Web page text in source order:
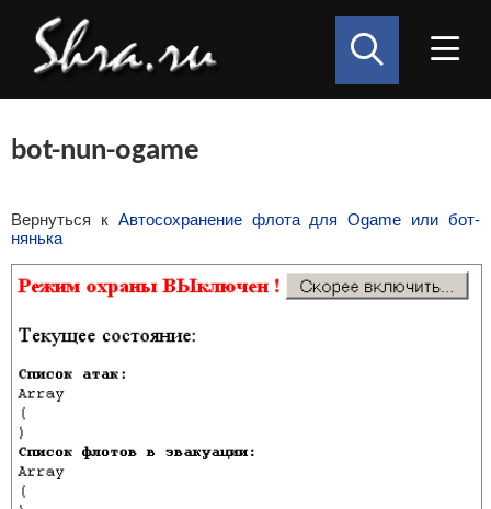
bot-nun-ogame
Вернуться к Автосохранение флота для Ogame или бот-
нянька